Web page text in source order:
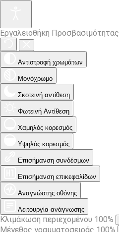
Εργαλειοθήκη Προσβασιμότητας
Αντιστροφή χρωμάτων
Μονόχρωμο
Σκοτεινή αντίθεση
Φωτεινή Αντίθεση
Χαμηλός κορεσμός
Υψηλός κορεσμός
Επισήμανση συνδέσμων
Επισήμανση επικεφαλίδων
Αναγνώστης οθόνης
Λειτουργία ανάγνωσης
Κλιμάκωση περιεχομένου 100%
Μέγεθος γραμματοσειράς 100%